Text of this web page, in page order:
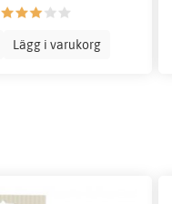
Lägg i varukorg